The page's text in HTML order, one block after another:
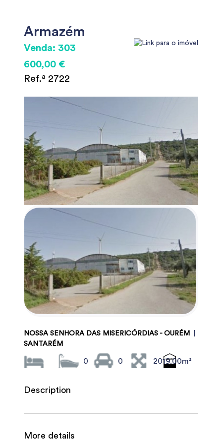
Armazém
Venda: 303
600,00 €
Ref.ª 2722
NOSSA SENHORA DAS MISERICÓRDIAS - OURÉM
SANTARÉM
0 0 2019.00m²
Description
More details